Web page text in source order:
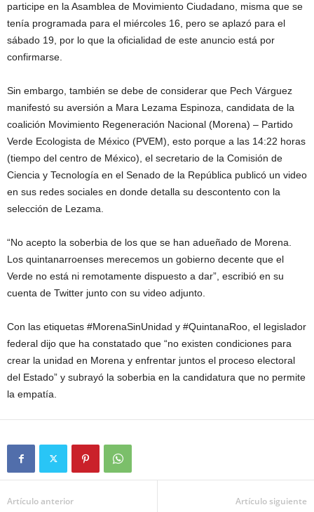
participe en la Asamblea de Movimiento Ciudadano, misma que se
tenía programada para el miércoles 16, pero se aplazó para el
sábado 19, por lo que la oficialidad de este anuncio está por
confirmarse.
Sin embargo, también se debe de considerar que Pech Várguez
manifestó su aversión a Mara Lezama Espinoza, candidata de la
coalición Movimiento Regeneración Nacional (Morena) – Partido
Verde Ecologista de México (PVEM), esto porque a las 14:22 horas
(tiempo del centro de México), el secretario de la Comisión de
Ciencia y Tecnología en el Senado de la República publicó un video
en sus redes sociales en donde detalla su descontento con la
selección de Lezama.
“No acepto la soberbia de los que se han adueñado de Morena.
Los quintanarroenses merecemos un gobierno decente que el
Verde no está ni remotamente dispuesto a dar”, escribió en su
cuenta de Twitter junto con su video adjunto.
Con las etiquetas #MorenaSinUnidad y #QuintanaRoo, el legislador
federal dijo que ha constatado que “no existen condiciones para
crear la unidad en Morena y enfrentar juntos el proceso electoral
del Estado” y subrayó la soberbia en la candidatura que no permite
la empatía.
Artículo anterior Artículo siguiente